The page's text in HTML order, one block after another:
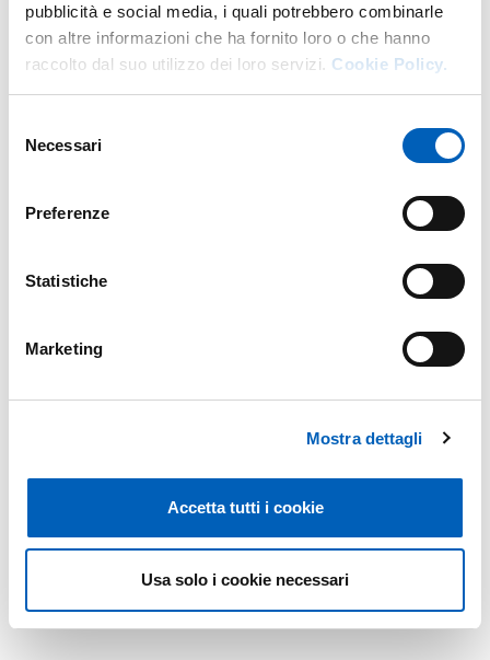
pubblicità e social media, i quali potrebbero combinarle
con altre informazioni che ha fornito loro o che hanno
raccolto dal suo utilizzo dei loro servizi. Cookie Policy.
delNecessari
Preferenze
Statistiche
Marketing
Mostra dettagli
Accetta tutti i cookie
Usa solo i cookie necessari
Modified on